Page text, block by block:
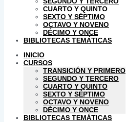
CUARTO Y QUINTO
SEXTO Y SÉPTIMO
OCTAVO Y NOVENO
DÉCIMO Y ONCE
BIBLIOTECAS TEMÁTICAS
INICIO
CURSOS
TRANSICIÓN Y PRIMERO
SEGUNDO Y TERCERO
CUARTO Y QUINTO
SEXTO Y SÉPTIMO
OCTAVO Y NOVENO
DÉCIMO Y ONCE
BIBLIOTECAS TEMÁTICAS